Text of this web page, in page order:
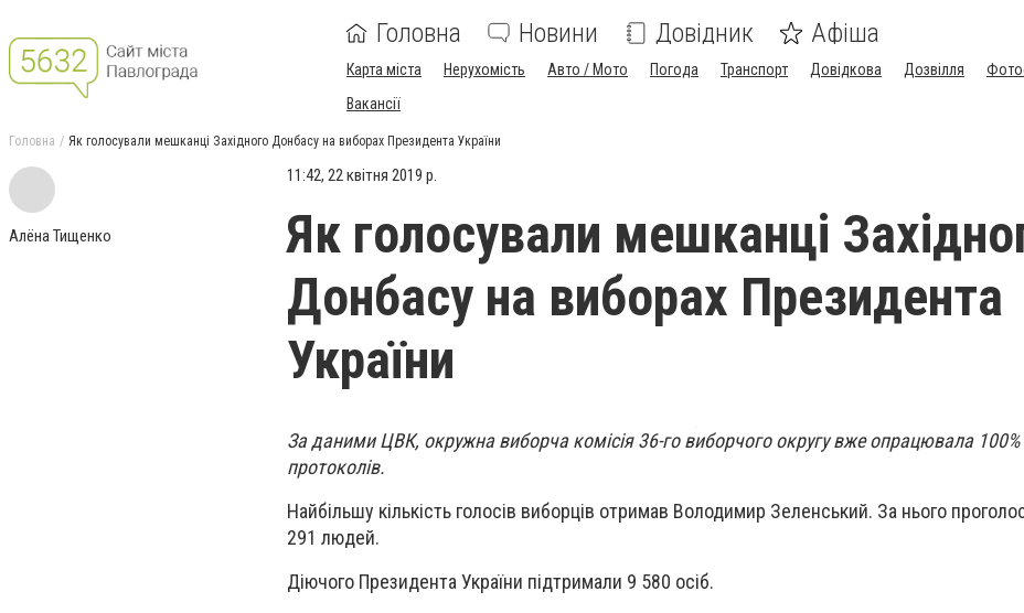
Головна Новини Довідник Афіша
Карта міста Нерухомість Авто / Мото Погода Транспорт Довідкова Дозвілля
Вакансії
Головна Як голосували мешканці Західного Донбасу на виборах Президента України
Алёна Тищенко
11:42, 22 квітня 2019 р.
Як голосували мешканці
Донбасу на виборах Президента
України
За даними ЦВК, окружна виборча комісія 36-го виборчого округу вже опрацювала 100%
протоколів.
Найбільшу кількість голосів виборців отримав Володимир Зеленський. За нього
291 людей.
Діючого Президента України підтримали 9 580 осіб.